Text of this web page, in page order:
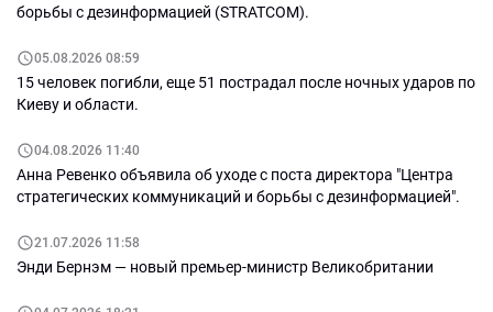
борьбы с дезинформацией (STRATCOM).
05.08.2026 08:59
15 человек погибли, еще 51 пострадал после ночных ударов по
Киеву и области.
04.08.2026 11:40
Анна Ревенко объявила об уходе с поста директора "Центра
стратегических коммуникаций и борьбы с дезинформацией".
21.07.2026 11:58
Энди Бернэм — новый премьер-министр Великобритании